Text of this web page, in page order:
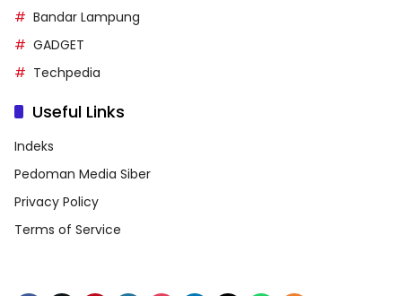
Bandar Lampung
GADGET
Techpedia
Useful Links
Indeks
Pedoman Media Siber
Privacy Policy
Terms of Service